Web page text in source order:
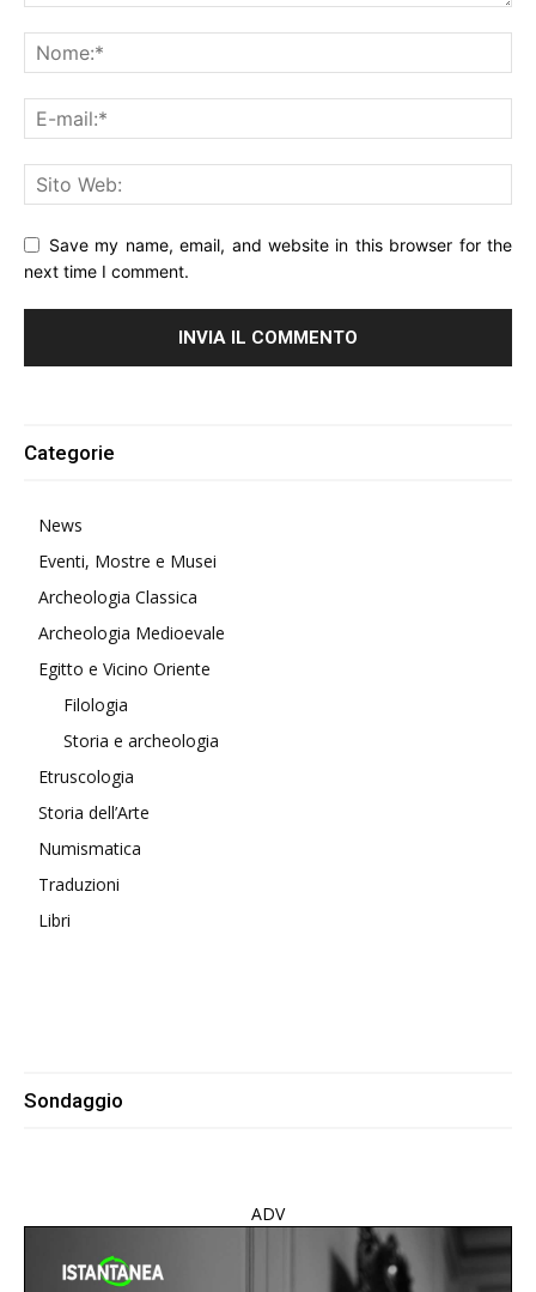
Save my name, email, and website in this browser for the
next time I comment.
Categorie
News
Eventi, Mostre e Musei
Archeologia Classica
Archeologia Medioevale
Egitto e Vicino Oriente
Filologia
Storia e archeologia
Etruscologia
Storia dell’Arte
Numismatica
Traduzioni
Libri
Sondaggio
ADV